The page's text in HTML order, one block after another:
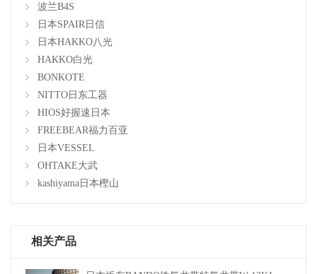
波兰B4S
日本SPAIR日信
日本HAKKO八光
HAKKO白光
BONKOTE
NITTO日东工器
HIOS好握速日本
FREEBEAR福力百亚
日本VESSEL
OHTAKE大武
kashiyama日本樫山
相关产品